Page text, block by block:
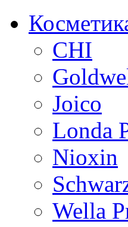
CHI
Joico
Londa
Nioxin
Wella